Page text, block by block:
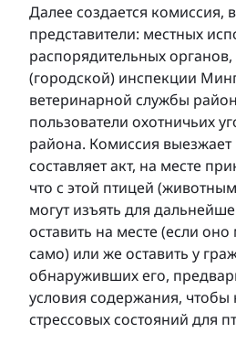
Далее создается комиссия,
представители: местных
распорядительных
(городской) инспекции
ветеринарной службы
пользователи охотничьих
района. Комиссия выезжает
составляет акт, на месте
что с этой птицей
могут изъять для
оставить на месте (если
само) или же оставить у
обнаруживших его,
условия содержания, чтобы
стрессовых состояний для